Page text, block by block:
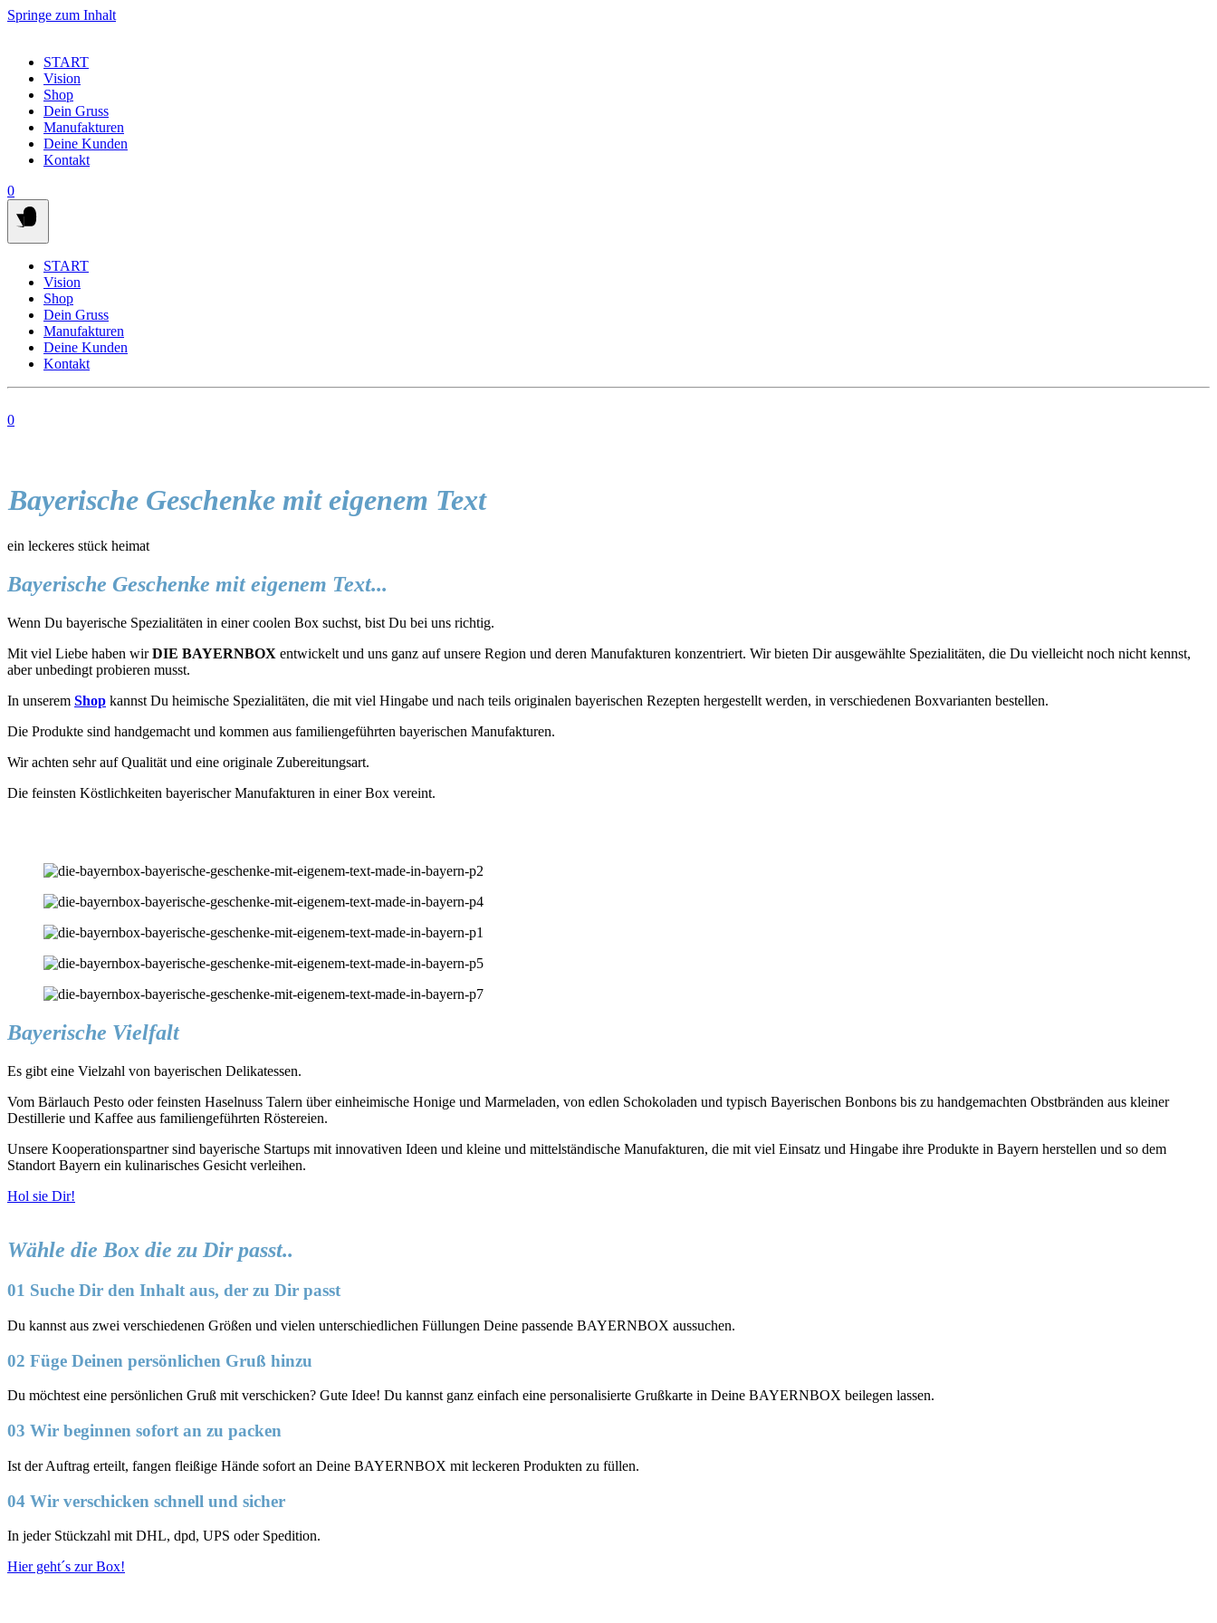
Springe zum Inhalt
START
Vision
Shop
Dein Gruss
Manufakturen
Deine Kunden
Kontakt
0
START
Vision
Shop
Dein Gruss
Manufakturen
Deine Kunden
Kontakt
0
Bayerische Geschenke mit eigenem Text
ein leckeres stück heimat
Bayerische Geschenke mit eigenem Text...
Wenn Du bayerische Spezialitäten in einer coolen Box suchst, bist Du bei uns richtig.
Mit viel Liebe haben wirDIE BAYERNBOX entwickelt und uns ganz auf unsere Region und deren Manufakturen konzentriert. Wir bieten Dir ausgewählte Spezialitäten, die Du vielleicht noch nicht kennst,
aber unbedingt probieren musst.
In unserem Shop kannst Du heimische Spezialitäten, die mit viel Hingabe und nach teils originalen bayerischen Rezepten hergestellt werden, in verschiedenen Boxvarianten bestellen.
Die Produkte sind handgemacht und kommen aus familiengeführten bayerischen Manufakturen.
Wir achten sehr auf Qualität und eine originale Zubereitungsart.
Die feinsten Köstlichkeiten bayerischer Manufakturen in einer Box vereint.
Bayerische Vielfalt
Es gibt eine Vielzahl von bayerischen Delikatessen.
Vom Bärlauch Pesto oder feinsten Haselnuss Talern über einheimische Honige und Marmeladen, von edlen Schokoladen und typisch Bayerischen Bonbons bis zu handgemachten Obstbränden aus kleiner
Destillerie und Kaffee aus familiengeführten Röstereien.
Unsere Kooperationspartner sind bayerische Startups mit innovativen Ideen und kleine und mittelständische Manufakturen, die mit viel Einsatz und Hingabe ihre Produkte in Bayern herstellen und so dem
Standort Bayern ein kulinarisches Gesicht verleihen.
Hol sie Dir!
Wähle die Box die zu Dir passt..
01 Suche Dir den Inhalt aus, der zu Dir passt
Du kannst aus zwei verschiedenen Größen und vielen unterschiedlichen Füllungen Deine passende BAYERNBOX aussuchen.
02 Füge Deinen persönlichen Gruß hinzu
Du möchtest eine persönlichen Gruß mit verschicken? Gute Idee! Du kannst ganz einfach eine personalisierte Grußkarte in Deine BAYERNBOX beilegen lassen.
03 Wir beginnen sofort an zu packen
Ist der Auftrag erteilt, fangen fleißige Hände sofort an Deine BAYERNBOX mit leckeren Produkten zu füllen.
04 Wir verschicken schnell und sicher
In jeder Stückzahl mit DHL, dpd, UPS oder Spedition.
Hier geht´s zur Box!